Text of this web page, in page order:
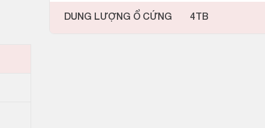
DUNG LƯỢNG Ổ CỨNG 4TB